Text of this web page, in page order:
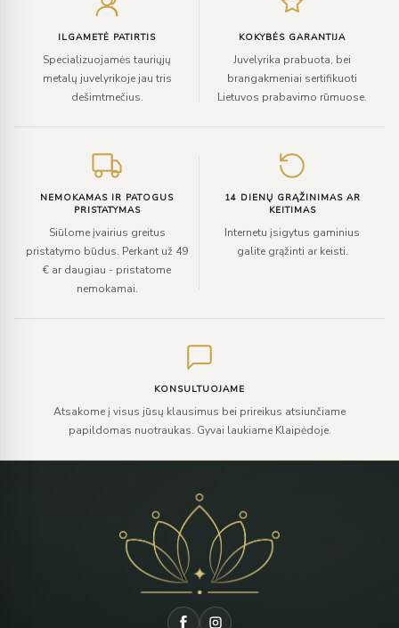
ILGAMETĖ PATIRTIS
Specializuojamės tauriųjų
metalų juvelyrikoje jau tris
dešimtmečius.
KOKYBĖS GARANTIJA
Juvelyrika prabuota, bei
brangakmeniai sertifikuoti
Lietuvos prabavimo rūmuose.
NEMOKAMAS IR PATOGUS
PRISTATYMAS
Siūlome įvairius greitus
pristatymo būdus. Perkant už 49
€ ar daugiau - pristatome
nemokamai.
14 DIENŲ GRĄŽINIMAS AR
KEITIMAS
Internetu įsigytus gaminius
galite grąžinti ar keisti.
KONSULTUOJAME
Atsakome į visus jūsų klausimus bei prireikus atsiunčiame
papildomas nuotraukas. Gyvai laukiame Klaipėdoje.